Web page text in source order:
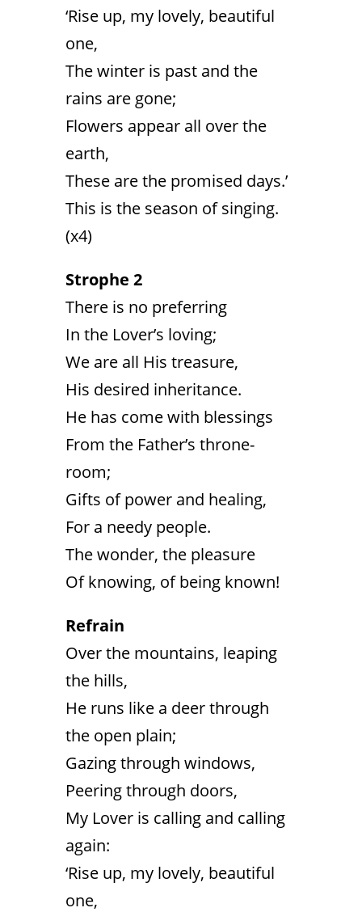
‘Rise up, my lovely, beautiful
one,
The winter is past and the
rains are gone;
Flowers appear all over the
earth,
These are the promised days.’
This is the season of singing.
(x4)
Strophe 2
There is no preferring
In the Lover’s loving;
We are all His treasure,
His desired inheritance.
He has come with blessings
From the Father’s throne-
room;
Gifts of power and healing,
For a needy people.
The wonder, the pleasure
Of knowing, of being known!
Refrain
Over the mountains, leaping
the hills,
He runs like a deer through
the open plain;
Gazing through windows,
Peering through doors,
My Lover is calling and calling
again:
‘Rise up, my lovely, beautiful
one,